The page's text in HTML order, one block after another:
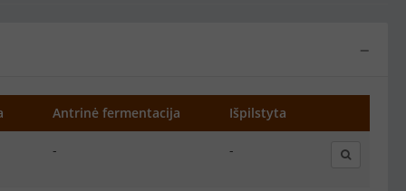
−
Antrinė fermentacija Išpilstyta
- -